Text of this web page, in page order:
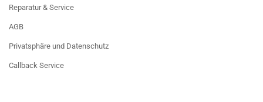
Reparatur & Service
AGB
Privatsphäre und Datenschutz
Callback Service